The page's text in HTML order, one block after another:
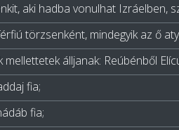
aki hadba vonulhat Izráelben,
törzsenként, mindegyik az ő
mellettetek álljanak: Reúbénből
fia;
fia;